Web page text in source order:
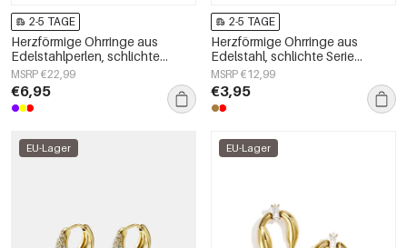
2-5 TAGE
Herzförmige Ohrringe aus
Edelstahlperlen, schlichte
Alltags-Serie, Damenschmuck
MSRP €22,99
€6,95
2-5 TAGE
Herzförmige Ohrringe aus
Edelstahl, schlichte Serie
„Damenschmuck“
MSRP €12,99
€3,95
EU-Lager EU-Lager